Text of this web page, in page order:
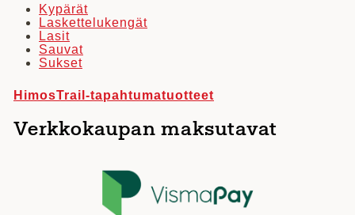
Kypärät
Laskettelukengät
Lasit
Sauvat
Sukset
HimosTrail-tapahtumatuotteet
Verkkokaupan maksutavat